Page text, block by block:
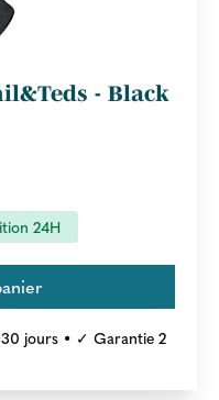
- Black
24H
jours • ✓ Garantie 2